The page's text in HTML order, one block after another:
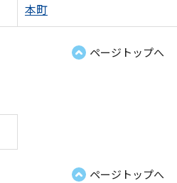
本町
ページトップへ
ページトップへ